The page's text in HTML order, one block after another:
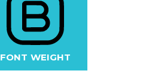
FONT WEIGHT